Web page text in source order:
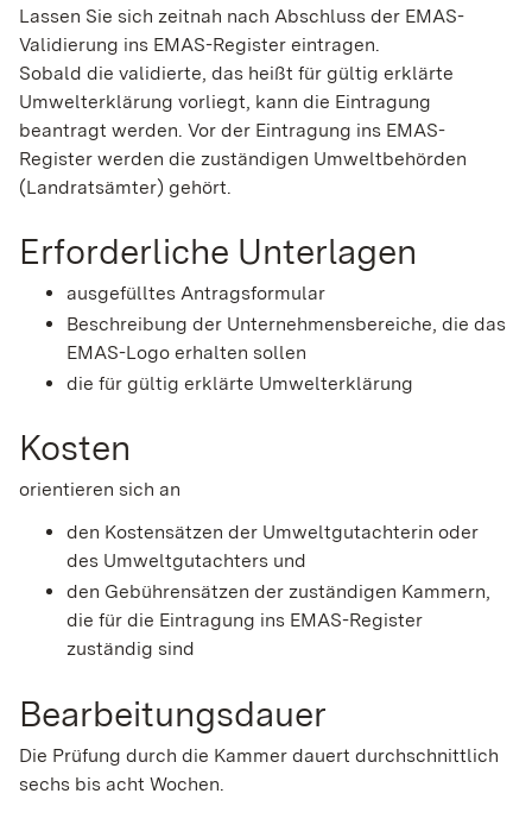
Lassen Sie sich zeitnah nach Abschluss der EMAS-
Validierung ins EMAS-Register eintragen.
Sobald die validierte, das heißt für gültig erklärte
Umwelterklärung vorliegt, kann die Eintragung
beantragt werden. Vor der Eintragung ins EMAS-
Register werden die zuständigen Umweltbehörden
(Landratsämter) gehört.
Erforderliche Unterlagen
ausgefülltes Antragsformular
Beschreibung der Unternehmensbereiche, die das
EMAS-Logo erhalten sollen
die für gültig erklärte Umwelterklärung
Kosten
orientieren sich an
den Kostensätzen der Umweltgutachterin oder
des Umweltgutachters und
den Gebührensätzen der zuständigen Kammern,
die für die Eintragung ins EMAS-Register
zuständig sind
Bearbeitungsdauer
Die Prüfung durch die Kammer dauert durchschnittlich
sechs bis acht Wochen.